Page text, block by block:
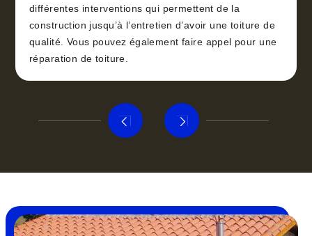
différentes interventions qui permettent de la
construction jusqu’à l’entretien d’avoir une toiture de
qualité. Vous pouvez également faire appel pour une
réparation de toiture.